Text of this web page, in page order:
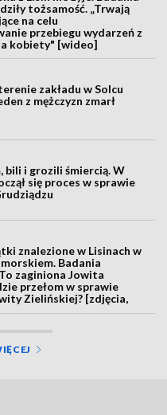
tożsamość. „Trwają
na celu
przebiegu wydarzeń z
kobiety" [wideo]
zakładu w Solcu
z mężczyzn zmarł
bili i grozili śmiercią. W
się proces w sprawie
znalezione w Lisinach w
Badania
zaginiona Jowita
przełom w sprawie
Zielińskiej? [zdjęcia,